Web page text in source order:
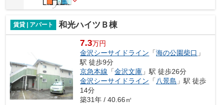
賃貸 | アパート 和光ハイツＢ棟
7.3万円
金沢シーサイドライン 「海の公園柴口 」
駅 徒歩9分
京急本線 「金沢文庫 」駅 徒歩26分
金沢シーサイドライン 「八景島 」駅 徒歩
14分
築31年 / 40.66㎡